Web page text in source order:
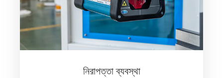
নিরাপত্তা ব্যবস্থা